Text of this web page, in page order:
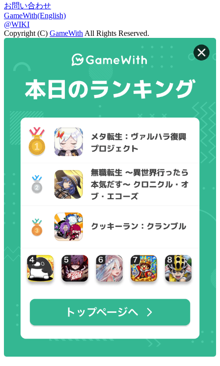
お問い合わせ
GameWith(English)
@WIKI
Copyright (C) GameWith All Rights Reserved.